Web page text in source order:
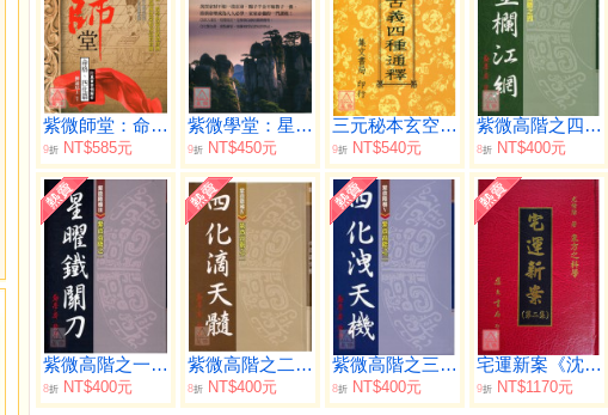
紫微師堂：命格、四化篇
9折 NT$585元
紫微學堂：星曜、四化篇
9折 NT$450元
三元秘本玄空古義四種通釋(平裝)
9折 NT$540元
紫微高階之四(飛星欄江網)
8折 NT$400元
紫微高階之一(星曜鐵關刀)
8折 NT$400元
紫微高階之二(四化滴天髓)
8折 NT$400元
紫微高階之三(四化洩天機)
8折 NT$400元
宅運新案《沈氏玄空陽宅斷驗實例》第二集
9折 NT$1170元